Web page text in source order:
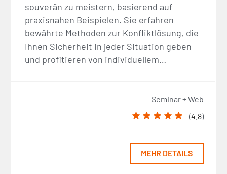
souverän zu meistern, basierend auf
praxisnahen Beispielen. Sie erfahren
bewährte Methoden zur Konfliktlösung, die
Ihnen Sicherheit in jeder Situation geben
und profitieren von individuellem…
Seminar + Web
(4.8)
MEHR DETAILS